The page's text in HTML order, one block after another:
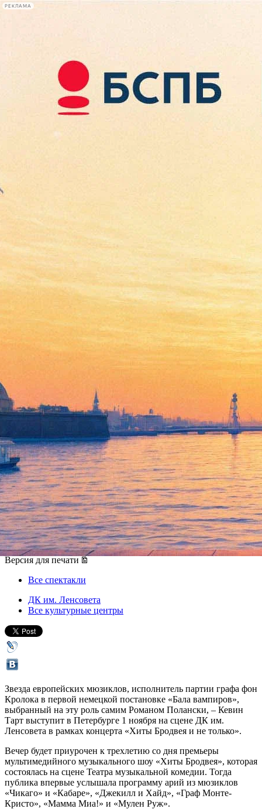
РЕКЛАМА
Сегодня:
2026.08.08
22:59
Афиша Plus
В Петербурге выступит один
из самых известных
«вампиров» Европы
01 ноября 2016, вторник,19.00
Версия для печати
Все спектакли
ДК им. Ленсовета
Все культурные центры
Звезда европейских мюзиклов, исполнитель партии графа фон
Кролока в первой немецкой постановке «Бала вампиров»,
выбранный на эту роль самим Романом Полански, – Кевин
Тарт выступит в Петербурге 1 ноября на сцене ДК им.
Ленсовета в рамках концерта «Хиты Бродвея и не только».
Вечер будет приурочен к трехлетию со дня премьеры
мультимедийного музыкального шоу «Хиты Бродвея», которая
состоялась на сцене Театра музыкальной комедии. Тогда
публика впервые услышала программу арий из мюзиклов
«Чикаго» и «Кабаре», «Джекилл и Хайд», «Граф Монте-
Кристо», «Мамма Миа!» и «Мулен Руж».